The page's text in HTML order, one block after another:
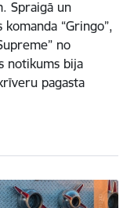
Spraigā un
“Gringo”,
no
notikums bija
pagasta